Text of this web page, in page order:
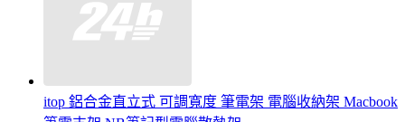
itop 鋁合金直立式 可調寬度 筆電架 電腦收納架 Macbook